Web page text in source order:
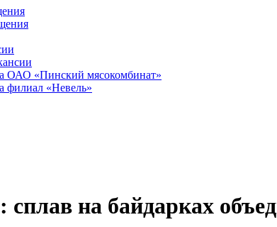
ОАО «Пинский мясокомбинат»
филиал «Невель»
сплав на байдарках